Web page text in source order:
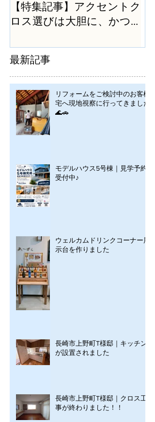
【特集記事】アクセントク
ロス選びは大胆に、かつ
最新記事
リフォームをご検討中のお客様
宅へ現地視察に行ってきました
🌊🚗
モデルハウス5号棟｜見学予約
受付中♪
ウェルカムドリンクコーナー展
示台を作りました
長崎市上野町T様邸｜キッチン
が設置されました
長崎市上野町T様邸｜クロス工
事が終わりました！！